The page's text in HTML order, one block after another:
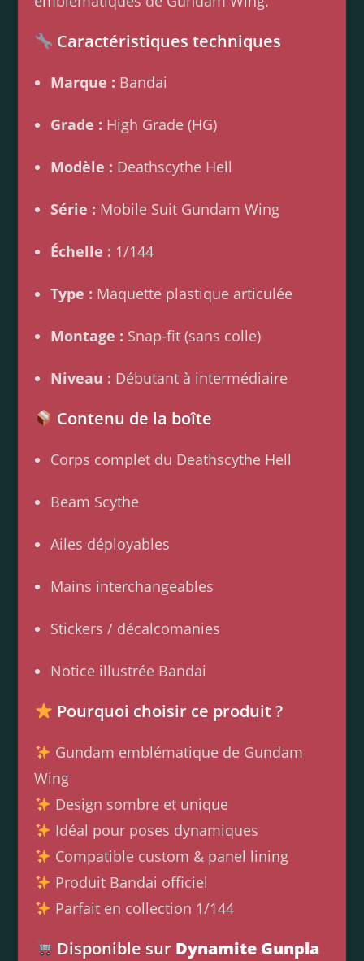
Caractéristiques techniques
Marque : Bandai
Grade : High Grade (HG)
Modèle : Deathscythe Hell
Série : Mobile Suit Gundam Wing
Échelle : 1/144
Type : Maquette plastique articulée
Montage : Snap-fit (sans colle)
Niveau : Débutant à intermédiaire
Contenu de la boîte
Corps complet du Deathscythe Hell
Beam Scythe
Ailes déployables
Mains interchangeables
Stickers / décalcomanies
Notice illustrée Bandai
Pourquoi choisir ce produit ?
Gundam emblématique de Gundam
Wing
Design sombre et unique
Idéal pour poses dynamiques
Compatible custom & panel lining
Produit Bandai officiel
Parfait en collection 1/144
Disponible sur Dynamite Gunpla